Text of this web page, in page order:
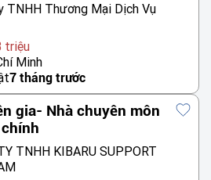
TNHH Thương Mại Dịch Vụ
triệu
Minh
7 tháng trước
gia- Nhà chuyên môn
TNHH KIBARU SUPPORT